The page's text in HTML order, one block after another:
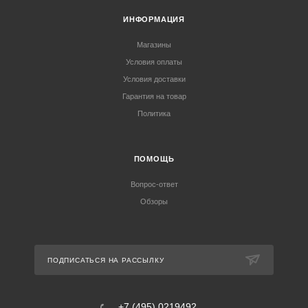
ИНФОРМАЦИЯ
Магазины
Условия оплаты
Условия доставки
Гарантия на товар
Политика
ПОМОЩЬ
Вопрос-ответ
Обзоры
ПОДПИСАТЬСЯ НА РАССЫЛКУ